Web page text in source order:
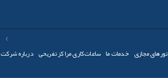
تورهای مجازی خدمات ما ساعات‌کاری مراکز تفریحی درباره شرکت